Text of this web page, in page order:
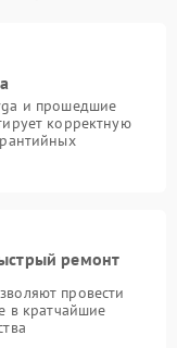
и прошедшие
корректную
ремонт
провести
в кратчайшие